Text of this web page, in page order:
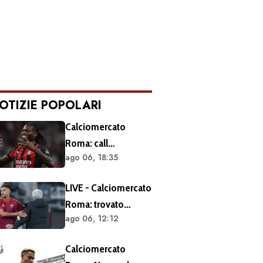
POPOLARI
Calciomercato
Roma: call
esplorativa tra i
Sul tavolo le
situazioni di Leao e
Soulé
ago 06, 18:35
LIVE - Calciomercato
Roma: trovato
l'accordo per il
Prolungamento di
ago 06, 12:12
Calciomercato